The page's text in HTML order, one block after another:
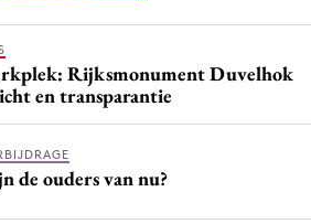
Rijksmonument Duvelhok
en transparantie
de ouders van nu?